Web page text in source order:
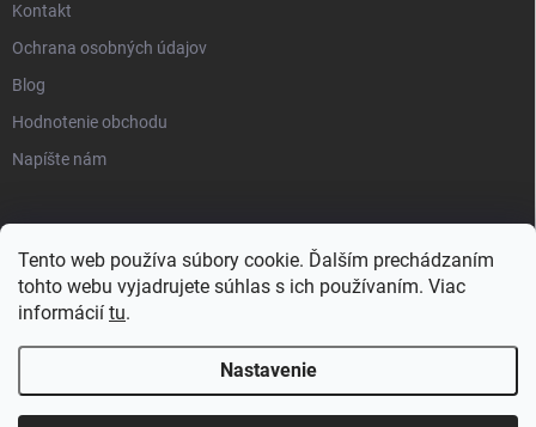
Tento web používa súbory cookie. Ďalším prechádzaním
tohto webu vyjadrujete súhlas s ich používaním. Viac
informácií tu.
Nastavenie
Kontakt
Ochrana osobných údajov
Blog
Hodnotenie obchodu
Napíšte nám